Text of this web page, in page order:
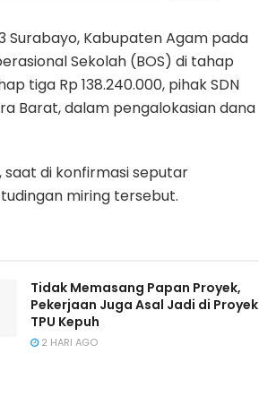
Surabayo, Kabupaten Agam pada
Sekolah (BOS) di tahap
tiga Rp 138.240.000, pihak SDN
Barat, dalam pengalokasian dana
saat di konfirmasi seputar
miring tersebut.
Tidak Memasang Papan Proyek,
Pekerjaan Juga Asal Jadi di Proyek
TPU Kepuh
2 HARI AGO